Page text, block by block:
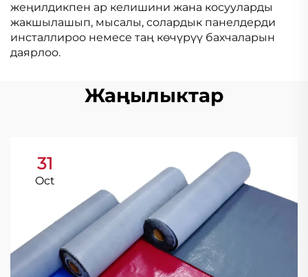
жеңилдикпен ар келишини жана косууларды
жакшылашып, мысалы, солардык панелдерди
инсталлироо немесе таң көчүрүү бахчаларын
даярлоо.
Жаңылыктар
31
Oct